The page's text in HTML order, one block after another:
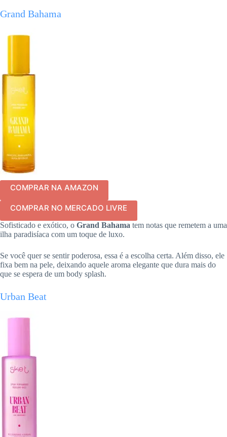
Grand Bahama
COMPRAR NA AMAZON
COMPRAR NO MERCADO LIVRE
Sofisticado e exótico, o Grand Bahama tem notas que remetem a uma
ilha paradisíaca com um toque de luxo.
Se você quer se sentir poderosa, essa é a escolha certa. Além disso, ele
fixa bem na pele, deixando aquele aroma elegante que dura mais do
que se espera de um body splash.
Urban Beat